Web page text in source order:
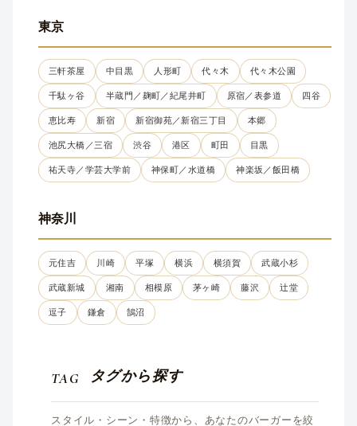
東京
三軒茶屋 中目黒 人形町 代々木 代々木公園
千駄ヶ谷 半蔵門／麹町／紀尾井町 原宿／表参道 四谷
恵比寿 新宿 新宿御苑／新宿三丁目 本郷
池尻大橋／三宿 渋谷 港区 町田 目黒
祐天寺／学芸大学前 神保町／水道橋 神楽坂／飯田橋
神奈川
元住吉 川崎 平塚 横浜 横須賀 武蔵小杉
武蔵新城 湘南 相模原 茅ヶ崎 藤沢 辻堂
逗子 鎌倉 鵠沼
TAG タグから探す
スタイル・シーン・特徴から、あなたのバーガーを絞